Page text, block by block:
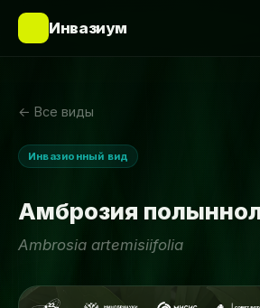
Инвазиум
← Все виды
Инвазионный вид
Амброзия
Ambrosia artemisiifolia